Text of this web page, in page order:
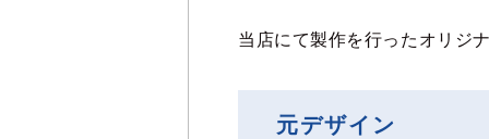
当店にて製作を行ったオリジ
元デザイン